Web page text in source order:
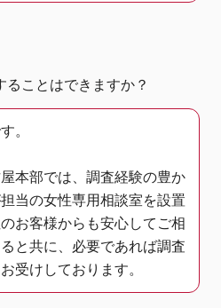
ことはできますか？
。
本部では、調査経験の豊か
当の女性専用相談室を設置
お客様からも安心してご相
と共に、必要であれば調査
受けしております。